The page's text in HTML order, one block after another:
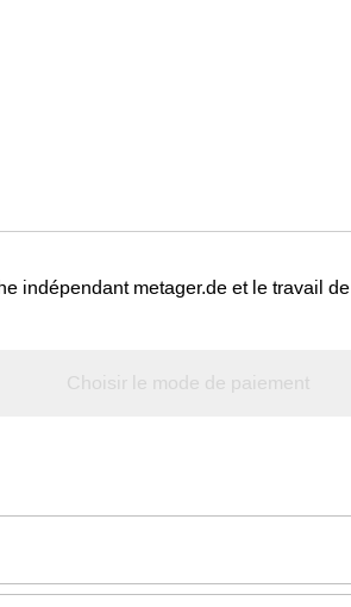
indépendant metager.de et le travail de
Choisir le mode de paiement